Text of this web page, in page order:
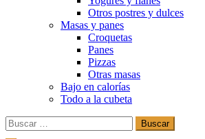
Otros postres y dulces
Masas y panes
Croquetas
Panes
Pizzas
Otras masas
Bajo en calorías
Todo a la cubeta
Buscar:
Ir